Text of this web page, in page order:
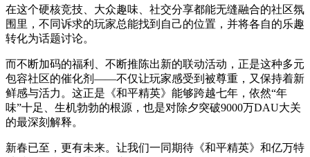
在这个硬核竞技、大众趣味、社交分享都能无缝融合的社区氛
围里，不同诉求的玩家总能找到自己的位置，并将各自的乐趣
转化为话题讨论。
而不断加码的福利、不断推陈出新的联动活动，正是这种多元
包容社区的催化剂——不仅让玩家感受到被尊重，又保持着新
鲜感与活力。这正是《和平精英》能够跨越七年，依然“年
味”十足、生机勃勃的根源，也是对除夕突破9000万DAU大关
的最深刻解释。
新春已至，更有未来。让我们一同期待《和平精英》和亿万特